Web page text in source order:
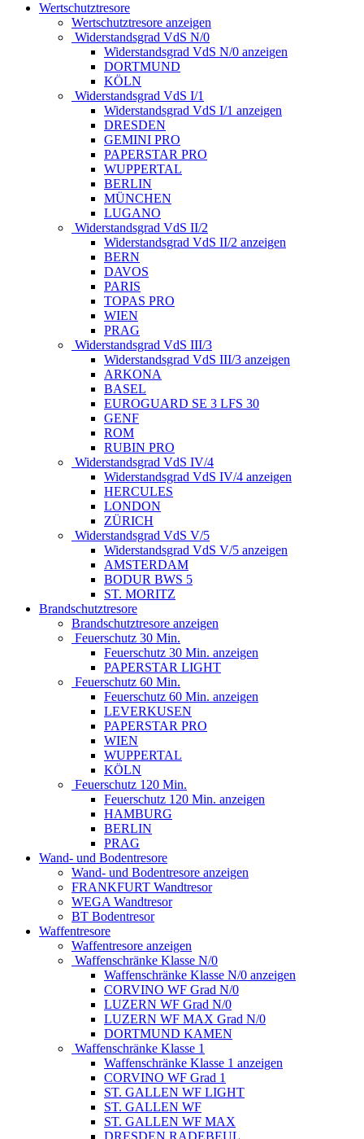
Wertschutztresore
Wertschutztresore anzeigen
Widerstandsgrad VdS N/0
Widerstandsgrad VdS N/0 anzeigen
DORTMUND
KÖLN
Widerstandsgrad VdS I/1
Widerstandsgrad VdS I/1 anzeigen
DRESDEN
GEMINI PRO
PAPERSTAR PRO
WUPPERTAL
BERLIN
MÜNCHEN
LUGANO
Widerstandsgrad VdS II/2
Widerstandsgrad VdS II/2 anzeigen
BERN
DAVOS
PARIS
TOPAS PRO
WIEN
PRAG
Widerstandsgrad VdS III/3
Widerstandsgrad VdS III/3 anzeigen
ARKONA
BASEL
EUROGUARD SE 3 LFS 30
GENF
ROM
RUBIN PRO
Widerstandsgrad VdS IV/4
Widerstandsgrad VdS IV/4 anzeigen
HERCULES
LONDON
ZÜRICH
Widerstandsgrad VdS V/5
Widerstandsgrad VdS V/5 anzeigen
AMSTERDAM
BODUR BWS 5
ST. MORITZ
Brandschutztresore
Brandschutztresore anzeigen
Feuerschutz 30 Min.
Feuerschutz 30 Min. anzeigen
PAPERSTAR LIGHT
Feuerschutz 60 Min.
Feuerschutz 60 Min. anzeigen
LEVERKUSEN
PAPERSTAR PRO
WIEN
WUPPERTAL
KÖLN
Feuerschutz 120 Min.
Feuerschutz 120 Min. anzeigen
HAMBURG
BERLIN
PRAG
Wand- und Bodentresore
Wand- und Bodentresore anzeigen
FRANKFURT Wandtresor
WEGA Wandtresor
BT Bodentresor
Waffentresore
Waffentresore anzeigen
Waffenschränke Klasse N/0
Waffenschränke Klasse N/0 anzeigen
CORVINO WF Grad N/0
LUZERN WF Grad N/0
LUZERN WF MAX Grad N/0
DORTMUND KAMEN
Waffenschränke Klasse 1
Waffenschränke Klasse 1 anzeigen
CORVINO WF Grad 1
ST. GALLEN WF LIGHT
ST. GALLEN WF
ST. GALLEN WF MAX